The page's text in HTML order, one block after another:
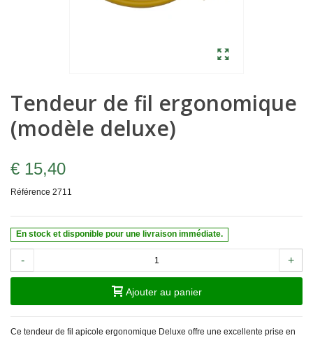
Tendeur de fil ergonomique
(modèle deluxe)
€ 15,40
Référence 2711
En stock et disponible pour une livraison immédiate.
- +
Ajouter au panier
Ce tendeur de fil apicole ergonomique Deluxe offre une excellente prise en